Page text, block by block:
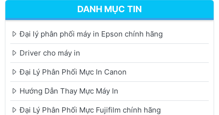
DANH MỤC TIN
Đại lý phân phối máy in Epson chính hãng
Driver cho máy in
Đại Lý Phân Phối Mực In Canon
Hướng Dẫn Thay Mực Máy In
Đại Lý Phân Phối Mực Fujifilm chính hãng